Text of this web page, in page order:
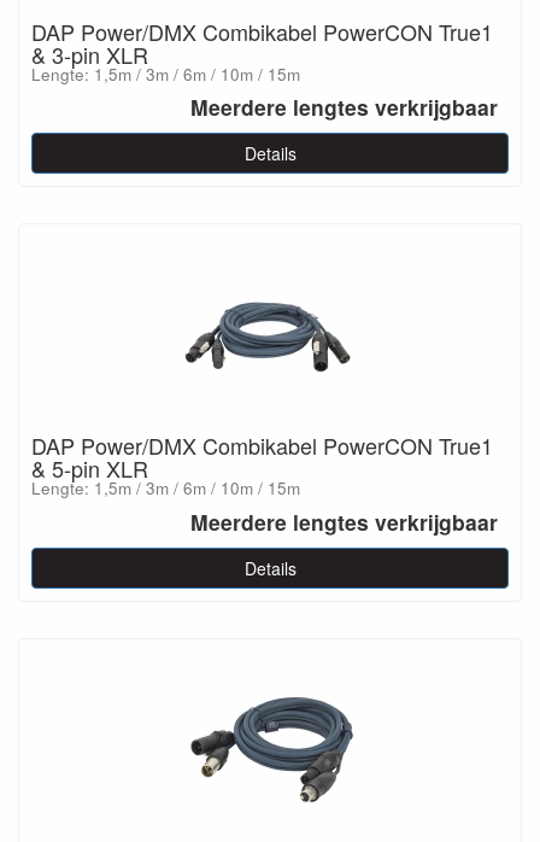
DAP Power/DMX Combikabel PowerCON True1
& 3-pin XLR
Lengte: 1,5m / 3m / 6m / 10m / 15m
Meerdere lengtes verkrijgbaar
Details
DAP Power/DMX Combikabel PowerCON True1
& 5-pin XLR
Lengte: 1,5m / 3m / 6m / 10m / 15m
Meerdere lengtes verkrijgbaar
Details